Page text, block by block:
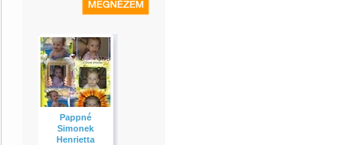
Pappné
Simonek
Henrietta